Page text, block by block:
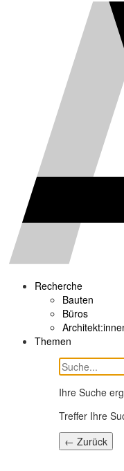
Recherche
Bauten
Büros
Themen
Ihre Suche
Treffer Ihre
← Zurück